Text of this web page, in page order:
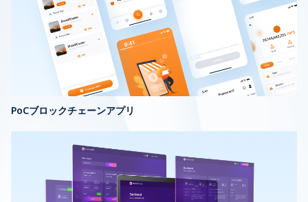
PoCブロックチェーンアプリ